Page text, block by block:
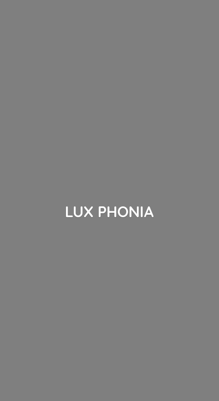
LUX PHONIA